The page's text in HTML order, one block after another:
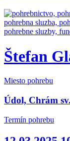
Štefan
Miesto pohrebu
Údol, Chrám
Termín pohrebu